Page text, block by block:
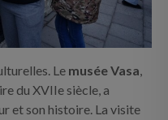
Le musée Vasa,
du XVIIe siècle, a
et son histoire. La visite